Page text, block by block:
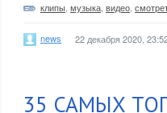
клипы музыка видео
news 22 декабря 2020,
35 САМЫХ